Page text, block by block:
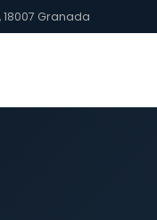
18007 Granada